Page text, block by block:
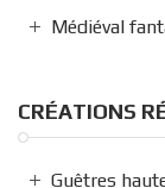
Médiéval
CRÉATIONS
Guêtres